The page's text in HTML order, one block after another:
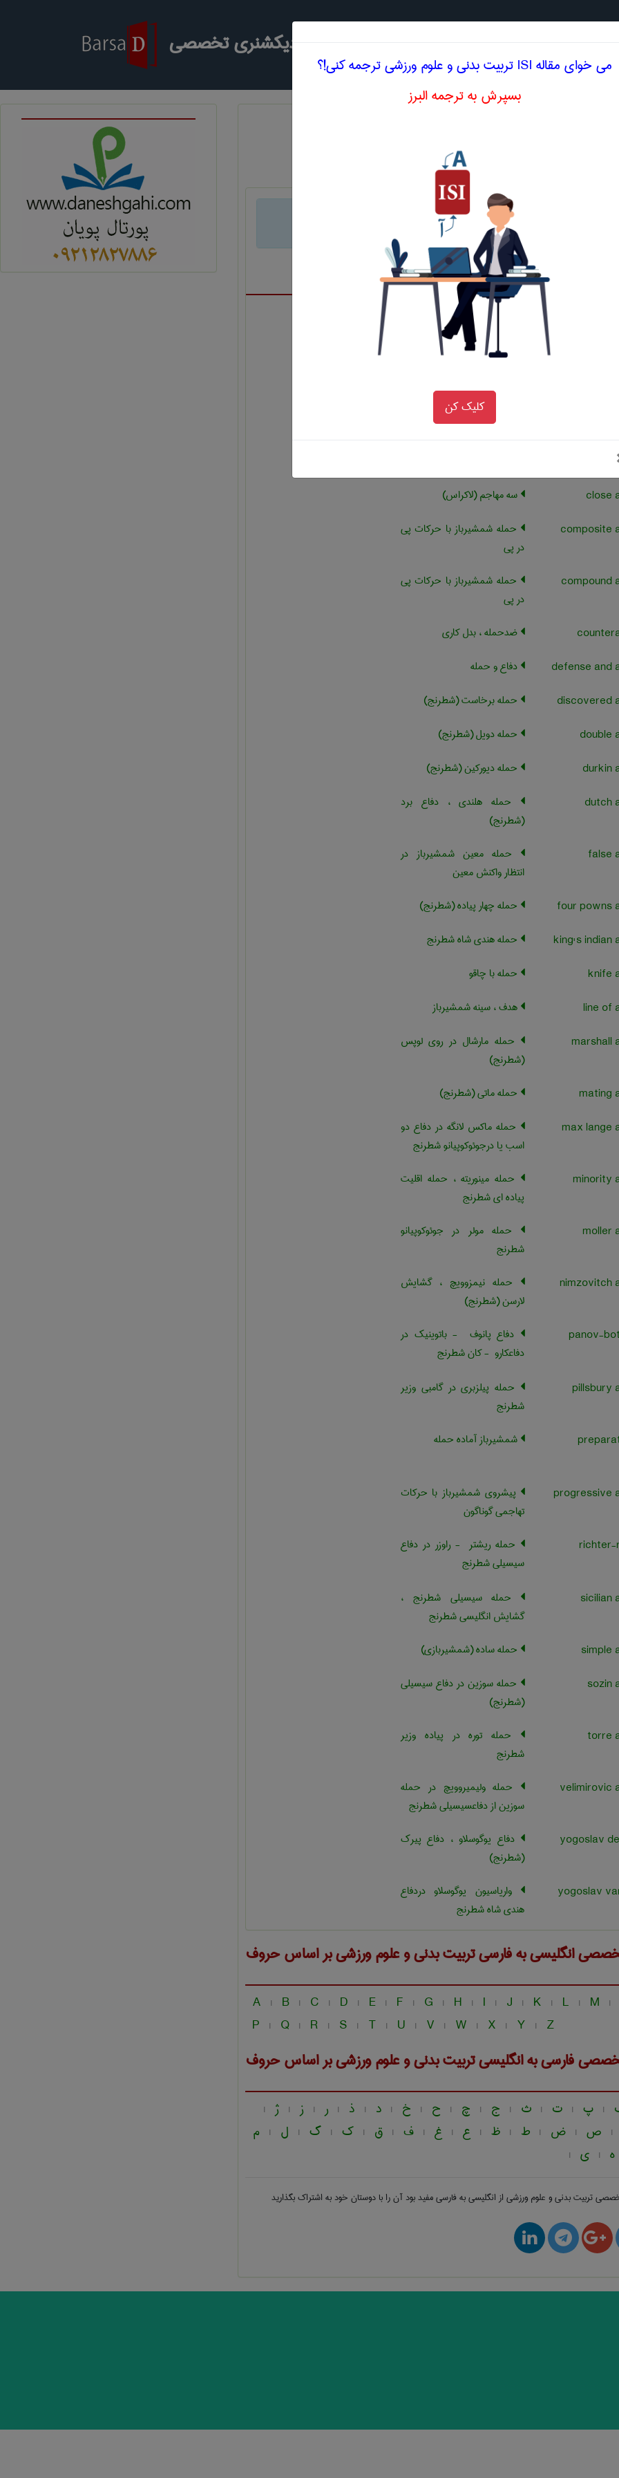
جستجو در دیکشنری تخصصی
و علوم ورزشی
yogoslav
حمله یوگوسلاو در واریاسیون
دراگون دفاعسیسیلی شطرنج
اصطلاح تخصصی انگلیسی YOGOSLAV ATTACK
alekhine-
حمله آلخین ‎ - شاتار در دفاع
فرانسوی شطرنج
حمله آندرسن در دفاع فرانسوی
حمله ، فشار برای پایان دادن
به عمل یکبازیگر کریکت
سه مهاجم (لاکراس)
حمله شمشیرباز با حرکات پی
در پی
حمله شمشیرباز با حرکات پی
در پی
ضدحمله ، بدل کاری
دفاع و حمله
حمله برخاست (شطرنج)
حمله دویل (شطرنج)
حمله دیورکین (شطرنج)
حمله هلندی ، دفاع برد
(شطرنج)
حمله معین شمشیرباز در
انتظار واکنش معین
حمله چهار پیاده (شطرنج)
حمله هندی شاه شطرنج
حمله با چاقو
هدف ، سینه شمشیرباز
حمله مارشال در روی لوپس
(شطرنج)
حمله ماتی (شطرنج)
حمله ماکس لانگه در دفاع دو
اسب یا درجوئوکوپیانو شطرنج
حمله مینوریته ، حمله اقلیت
پیاده ای شطرنج
حمله مولر در جوئوکوپیانو
شطرنج
حمله نیمزوویچ ، گشایش
لارسن (شطرنج)
panov-
دفاع پانوف ‎ - باتوینیک در
دفاعکارو ‎ - کان شطرنج
حمله پیلزبری در گامبی وزیر
شطرنج
شمشیرباز آماده حمله
پیشروی شمشیرباز با حرکات
تهاجمی گوناگون
richter-
حمله ریشتر ‎ - راوزر در دفاع
سیسیلی شطرنج
حمله سیسیلی شطرنج ،
گشایش انگلیسی شطرنج
حمله ساده (شمشیربازی)
حمله سوزین در دفاع سیسیلی
(شطرنج)
حمله توره در پیاده وزیر
شطرنج
حمله ولیمیروویچ در حمله
سوزین از دفاعسیسیلی شطرنج
دفاع یوگوسلاو ، دفاع پیرک
(شطرنج)
واریاسیون یوگوسلاو دردفاع
هندی شاه شطرنج
انگلیسی به فارسیتربيت بدنی و علوم ورزشیبر اساس حروف
A | B | C | D | E | F | G | H | I | J | K | L | M |
P | Q | R | S | T | U | V | W | X | Y | Z
فارسی به انگلیسیتربيت بدنی و علوم ورزشیبر اساس حروف
| پ | ت | ث | ج | چ | ح | خ | د | ذ | ر | ز | ژ |
| ص | ض | ط | ظ | ع | غ | ف | ق | ک | گ | ل | م
ه | ی |
تربيت بدنی و علوم ورزشی از انگلیسی به فارسیمفید بود آن را با دوستان خود به اشتراک بگذارید
می خوای مقاله ISI تربيت بدنی و علوم ورزشی ترجمه کنی!؟
بسپرش به ترجمه البرز
کلیک کن